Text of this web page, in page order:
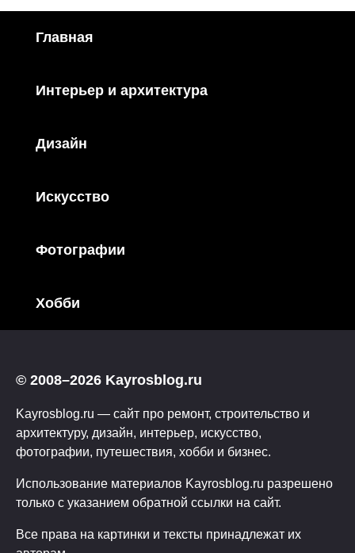
Главная
Интерьер и архитектура
Дизайн
Искусство
Фотографии
Хобби
© 2008–2026 Kayrosblog.ru
Kayrosblog.ru — сайт про ремонт, строительство и
архитектуру, дизайн, интерьер, искусство,
фотографии, путешествия, хобби и бизнес.
Использование материалов Kayrosblog.ru разрешено
только с указанием обратной ссылки на сайт.
Все права на картинки и тексты принадлежат их